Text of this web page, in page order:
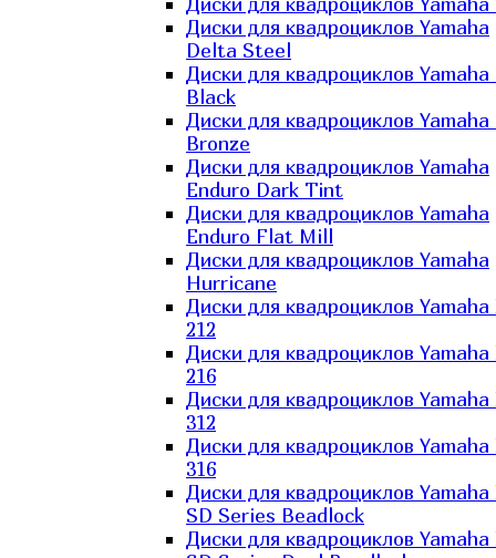
Диски для квадроциклов Yamaha
Delta Steel
Диски для квадроциклов
Black
Диски для квадроциклов
Bronze
Диски для квадроциклов Yamaha
Enduro Dark Tint
Диски для квадроциклов Yamaha
Enduro Flat Mill
Диски для квадроциклов Yamaha
Hurricane
Диски для квадроциклов
212
Диски для квадроциклов
216
Диски для квадроциклов
312
Диски для квадроциклов
316
Диски для квадроциклов
SD Series Beadlock
Диски для квадроциклов